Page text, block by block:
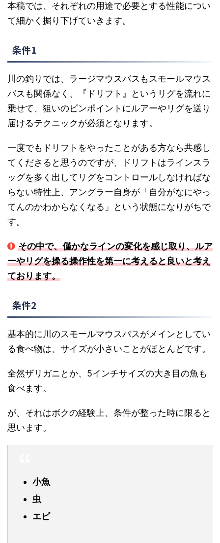
本稿では、それぞれの用途で必要とする性能につい
て細かく掘り下げていきます。
条件1
川の釣りでは、ラージマウスバスもスモールマウス
バスも関係なく、『ドリフト』というリグを流れに
乗せて、狙いのピンポイントにルアーやリグを送り
届けるテクニックが必須となります。
一度でもドリフトをやったことがある方なら共感し
てくださると思うのですが、ドリフトはラインスラ
ッグを多く出してリグをコントロールしなければな
らない特性上、アングラー自身が「自分がなにやっ
てんのかわからなくなる」という状態になりがちで
す。
その中で、僅かなラインの変化を感じ取り、ルア
ーやリグを操る操作性を第一に考えると良いと考え
ております。
条件2
基本的に川のスモールマウスバスがメインとしてい
る食べ物は、サイズが小さいことがほとんどです。
全然ザリガニとか、5インチサイズの大き目の魚も
食べます。
が、それはボクの経験上、条件が整った時に限ると
思います。
小魚
虫
エビ